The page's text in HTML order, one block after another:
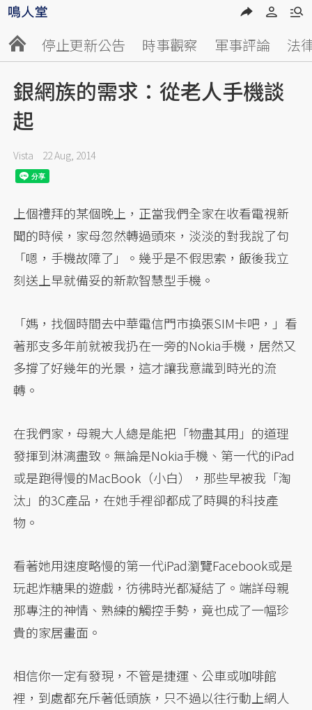
停止更新公告 時事觀察 軍事評論 法
銀網族的需求：從老人手機談
起
Vista 22 Aug, 2014
上個禮拜的某個晚上，正當我們全家在收看電視新
聞的時候，家母忽然轉過頭來，淡淡的對我說了句
「嗯，手機故障了」。幾乎是不假思索，飯後我立
刻送上早就備妥的新款智慧型手機。
「媽，找個時間去中華電信門市換張SIM卡吧，」看
著那支多年前就被我扔在一旁的Nokia手機，居然又
多撐了好幾年的光景，這才讓我意識到時光的流
轉。
在我們家，母親大人總是能把「物盡其用」的道理
發揮到淋漓盡致。無論是Nokia手機、第一代的iPad
或是跑得慢的MacBook（小白），那些早被我「淘
汰」的3C產品，在她手裡卻都成了時興的科技產
物。
看著她用速度略慢的第一代iPad瀏覽Facebook或是
玩起炸糖果的遊戲，彷彿時光都凝結了。端詳母親
那專注的神情、熟練的觸控手勢，竟也成了一幅珍
貴的家居畫面。
相信你一定有發現，不管是捷運、公車或咖啡館
裡，到處都充斥著低頭族，只不過以往行動上網人